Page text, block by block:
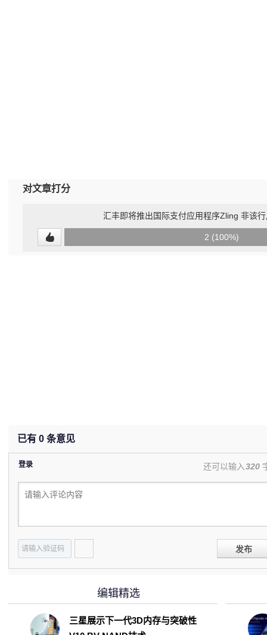
对文章打分
汇丰即将推出国际支付应用程序Zling 非该
2 (100%)
已有 0 条意见
登录 还可以输入320
发布
编辑精选
三星展示下一代3D内存与突破性